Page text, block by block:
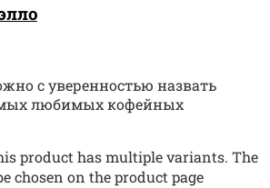
с уверенностью назвать
любимых кофейных
product has multiple variants. The
chosen on the product page